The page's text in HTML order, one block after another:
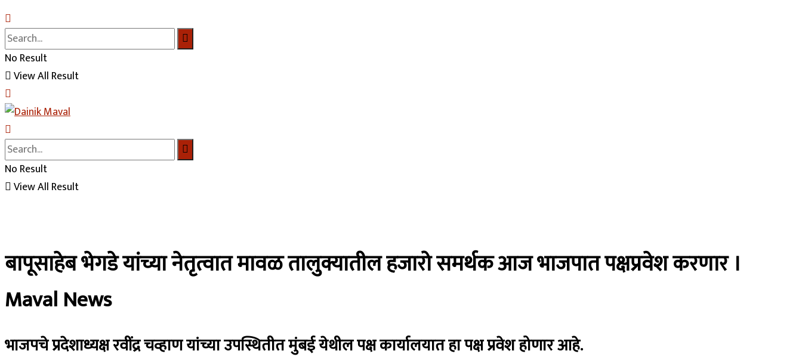
No Result
View All Result
No Result
View All Result
बापूसाहेब भेगडे यांच्या नेतृत्वात मावळ तालुक्यातील हजारो समर्थक आज भाजपात पक्षप्रवेश करणार ।
Maval News
भाजपचे प्रदेशाध्यक्ष रवींद्र चव्हाण यांच्या उपस्थितीत मुंबई येथील पक्ष कार्यालयात हा पक्ष प्रवेश होणार आहे.